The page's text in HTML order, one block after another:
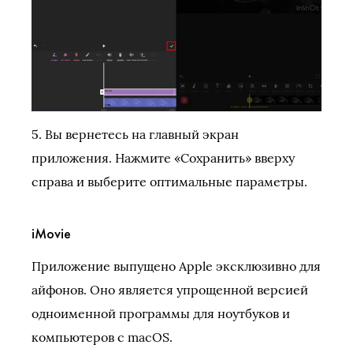
5. Вы вернетесь на главный экран
приложения. Нажмите «Сохранить» вверху
справа и выберите оптимальные параметры.
iMovie
Приложение выпущено Apple эксклюзивно для
айфонов. Оно является упрощенной версией
одноименной программы для ноутбуков и
компьютеров с macOS.